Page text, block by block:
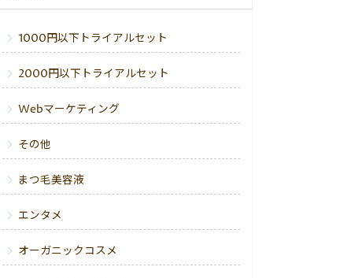
1000円以下トライアルセット
2000円以下トライアルセット
Webマーケティング
その他
まつ毛美容液
エンタメ
オーガニックコスメ